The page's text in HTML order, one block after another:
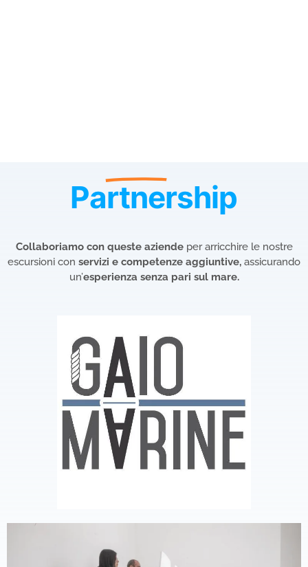
Partnership
Collaboriamo con queste aziendeper arricchire le nostre
escursioni con servizi e competenze aggiuntive, assicurando
un’esperienza senza pari sul mare.